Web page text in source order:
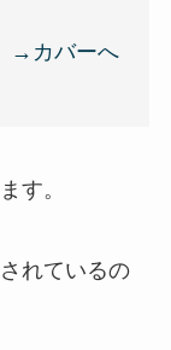
→カバーへ
す。
れているの